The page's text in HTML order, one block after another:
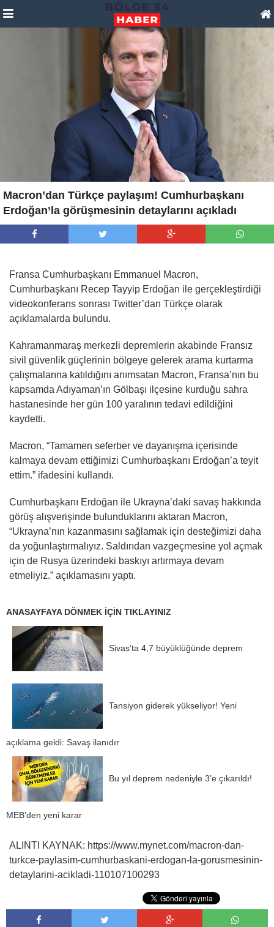
Macron’dan Türkçe paylaşım! Cumhurbaşkanı
Erdoğan’la görüşmesinin detaylarını açıkladı
Fransa Cumhurbaşkanı Emmanuel Macron,
Cumhurbaşkanı Recep Tayyip Erdoğan ile gerçekleştirdiği
videokonferans sonrası Twitter’dan Türkçe olarak
açıklamalarda bulundu.
Kahramanmaraş merkezli depremlerin akabinde Fransız
sivil güvenlik güçlerinin bölgeye gelerek arama kurtarma
çalışmalarına katıldığını anımsatan Macron, Fransa’nın bu
kapsamda Adıyaman’ın Gölbaşı ilçesine kurduğu sahra
hastanesinde her gün 100 yaralının tedavi edildiğini
kaydetti.
Macron, “Tamamen seferber ve dayanışma içerisinde
kalmaya devam ettiğimizi Cumhurbaşkanı Erdoğan’a teyit
ettim.” ifadesini kullandı.
Cumhurbaşkanı Erdoğan ile Ukrayna’daki savaş hakkında
görüş alışverişinde bulunduklarını aktaran Macron,
“Ukrayna’nın kazanmasını sağlamak için desteğimizi daha
da yoğunlaştırmalıyız. Saldırıdan vazgeçmesine yol açmak
için de Rusya üzerindeki baskıyı artırmaya devam
etmeliyiz.” açıklamasını yaptı.
ANASAYFAYA DÖNMEK İÇİN TIKLAYINIZ
Sivas’ta 4,7 büyüklüğünde deprem
Tansiyon giderek yükseliyor! Yeni
açıklama geldi: Savaş ilanıdır
Bu yıl deprem nedeniyle 3’e çıkarıldı!
MEB’den yeni karar
ALINTI KAYNAK: https://www.mynet.com/macron-dan-
turkce-paylasim-cumhurbaskani-erdogan-la-gorusmesinin-
detaylarini-acikladi-110107100293